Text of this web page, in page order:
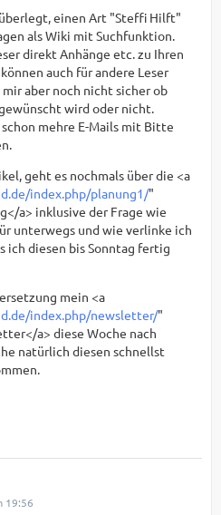
einen Art "Steffi Hilft"
als Wiki mit Suchfunktion.
direkt Anhänge etc. zu Ihren
auch für andere Leser
aber noch nicht sicher ob
wird oder nicht.
mehre E-Mails mit Bitte
geht es nochmals über die <a
index.php/planung1/"
a> inklusive der Frage wie
unterwegs und wie verlinke ich
ich diesen bis Sonntag fertig
mein <a
index.php/newsletter/"
a> diese Woche nach
natürlich diesen schnellst
19:56